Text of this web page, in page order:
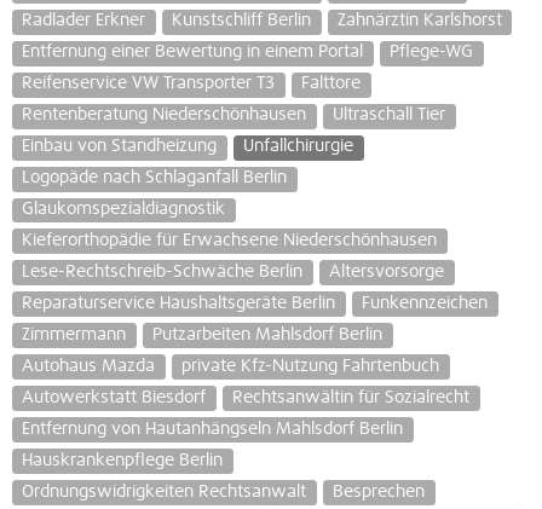
Radlader Erkner
Kunstschliff Berlin
Zahnärztin Karlshorst
Entfernung einer Bewertung in einem Portal
Pflege-WG
Reifenservice VW Transporter T3
Falttore
Rentenberatung Niederschönhausen
Ultraschall Tier
Einbau von Standheizung
Unfallchirurgie
Logopäde nach Schlaganfall Berlin
Glaukomspezialdiagnostik
Kieferorthopädie für Erwachsene Niederschönhausen
Lese-Rechtschreib-Schwäche Berlin
Altersvorsorge
Reparaturservice Haushaltsgeräte Berlin
Funkennzeichen
Zimmermann
Putzarbeiten Mahlsdorf Berlin
Autohaus Mazda
private Kfz-Nutzung Fahrtenbuch
Autowerkstatt Biesdorf
Rechtsanwältin für Sozialrecht
Entfernung von Hautanhängseln Mahlsdorf Berlin
Hauskrankenpflege Berlin
Ordnungswidrigkeiten Rechtsanwalt
Besprechen